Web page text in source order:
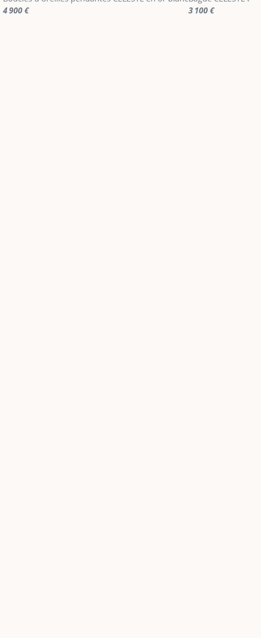
4 900 €
3 100 €